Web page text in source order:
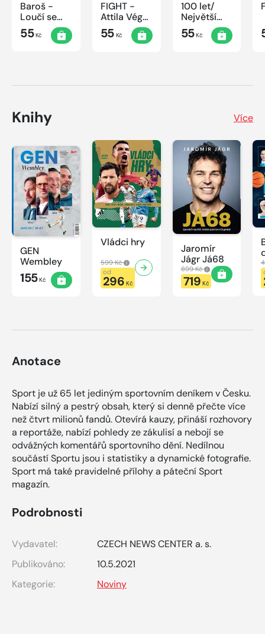
Baroš -
Loučí se
dravec
55Kč
FIGHT -
Attila Végh
vs. Karlos
Vémola
55Kč
100 let/
Největší
okamžiky
českého
55Kč
Knihy Více
GEN
Wembley
155Kč
Vládci hry
599 Kč
od
296 Kč
Jaromír
Jágr Já68
899 Kč
719 Kč
Anotace
Sport je už 65 let jediným sportovním deníkem v Česku.
Nabízí silný a pestrý obsah, který si denně přečte více
než čtvrt milionů fandů. Otevírá kauzy, přináší rozhovory
a reportáže, nabízí pohledy ze zákulisí a nebojí se
odvážných komentářů sportovního dění. Nedílnou
součástí Sportu jsou i statistiky a dynamické fotografie.
Sport má také pravidelné přílohy a páteční Sport
magazín.
Podrobnosti
Vydavatel:
CZECH NEWS CENTER a. s.
Publikováno:
10.5.2021
Kategorie:
Noviny